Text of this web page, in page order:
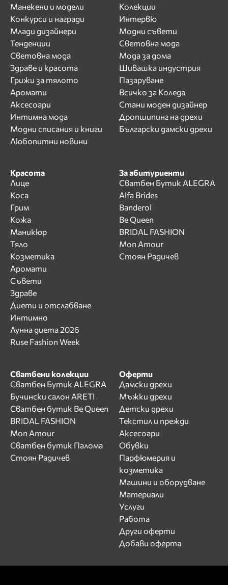
Манекени и модели
Конкурси и награди
Млади дизайнери
Тенденции
Световна мода
Здраве и красота
Грижи за тялото
Аромати
Аксесоари
Интимна мода
Модни списания и книги
Любопитни новини
Колекции
Интервю
Модни съвети
Световна мода
Мода за дома
Шивашка индустрия
Пазаруване
Всичко за Коледа
Стани моден дизайнер
Дропшипинг на дрехи
Български дамски дрехи
Красота
Лице
Коса
Грим
Кожа
Маникюр
Тяло
Козметика
Аромати
Съвети
Здраве
Диети и отслабване
Интимно
Лунна диета 2026
Ruse Fashion Week
За абитуриенти
Сватбен Бутик ALEGRA
Alfa Brides
Banderol
Be Queen
BRIDAL FASHION
Mon Amour
Стоян Радичев
Сватбени колекции
Сватбен Бутик ALEGRA
Бучински салон ARETI
Сватбен бутик Be Queen
BRIDAL FASHION
Mon Amour
Сватбен бутик Палома
Стоян Радичев
Оферти
Дамски дрехи
Мъжки дрехи
Детски дрехи
Текстил и прежди
Аксесоари
Обувки
Парфюмерия и
козметика
Машини и оборудване
Материали
Услуги
Работа
Други оферти
Добави оферта